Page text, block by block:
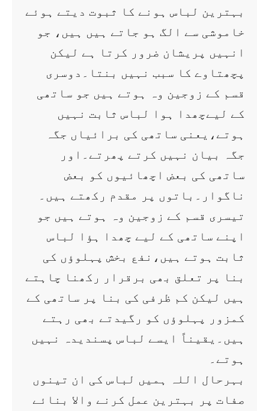
بہترین لباس ہونے کا ثبوت دیتے ہوئے
خاموشی سے الگ ہو جاتے ہیں ہیں، جو
انہیں پریشان ضرور کرتا ہے لیکن
پچھتاوے کا سبب نہیں بنتا۔دوسری
قسم کے زوجین وہ ہوتے ہیں جو ساتھی
کے لیےچھدا ہوا لباس ثابت نہیں
ہوتے،یعنی ساتھی کی برائیاں جگہ
جگہ بیان نہیں کرتے پھرتے۔اور
ساتھی کی بعض اچھائیوں کو بعض
ناگوار۔باتوں پر مقدم رکھتے ہیں۔
تیسری قسم کے زوجین وہ ہوتے ہیں جو
اپنے ساتھی کے لیے چھدا ہؤا لباس
ثابت ہوتے ہیں،نفع بخش پہلوؤں کی
بنا پر تعلق بھی برقرار رکھنا چاہتے
ہیں لیکن کم ظرفی کی بنا پر ساتھی کے
کمزور پہلوؤں کو رگیدتے بھی رہتے
ہیں۔یقیناً ایسے لباس پسندیدہ نہیں
ہوتے۔
بہرحال اللہ ہمیں لباس کی ان تینوں
صفات پر بہترین عمل کرنے والا بنائے